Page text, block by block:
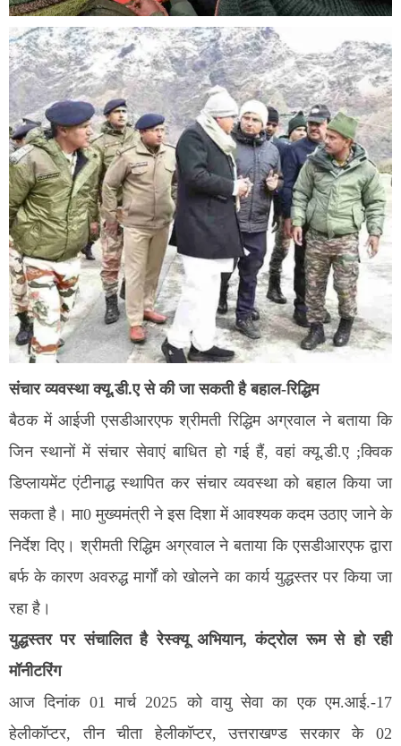
संचार व्यवस्था क्यू.डी.ए से की जा सकती है बहाल-रिद्धिम
बैठक में आईजी एसडीआरएफ श्रीमती रिद्धिम अग्रवाल ने बताया कि
जिन स्थानों में संचार सेवाएं बाधित हो गई हैं, वहां क्यू.डी.ए ;क्विक
डिप्लायमेंट एंटीनाद्ध स्थापित कर संचार व्यवस्था को बहाल किया जा
सकता है। मा0 मुख्यमंत्री ने इस दिशा में आवश्यक कदम उठाए जाने के
निर्देश दिए। श्रीमती रिद्धिम अग्रवाल ने बताया कि एसडीआरएफ द्वारा
बर्फ के कारण अवरुद्ध मार्गों को खोलने का कार्य युद्धस्तर पर किया जा
रहा है।
युद्धस्तर पर संचालित है रेस्क्यू अभियान, कंट्रोल रूम से हो रही
मॉनीटरिंग
आज दिनांक 01 मार्च 2025 को वायु सेवा का एक एम.आई.-17
हेलीकॉप्टर, तीन चीता हेलीकॉप्टर, उत्तराखण्ड सरकार के 02